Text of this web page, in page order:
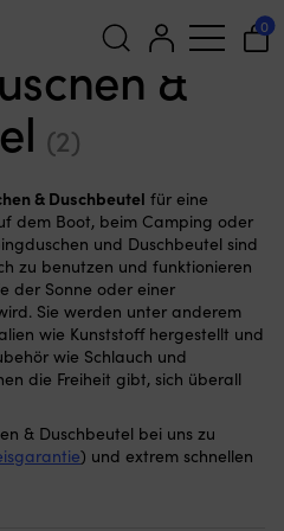
0
Campingduschen & Duschbeutel
&
(2)
& Duschbeutel für eine
dem Boot, beim Camping oder
und Duschbeutel sind
zu benutzen und funktionieren
der Sonne oder einer
Sie werden unter anderem
wie Kunststoff hergestellt und
wie Schlauch und
die Freiheit gibt, sich überall
& Duschbeutel bei uns zu
) und extrem schnellen